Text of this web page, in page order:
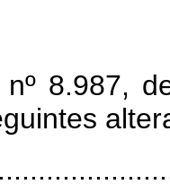
nº 8.987,